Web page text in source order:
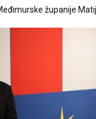
županije